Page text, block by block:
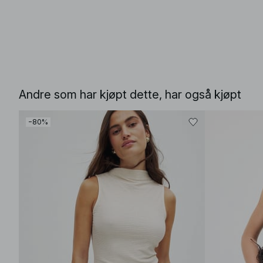
Andre som har kjøpt dette, har også kjøpt
−80%